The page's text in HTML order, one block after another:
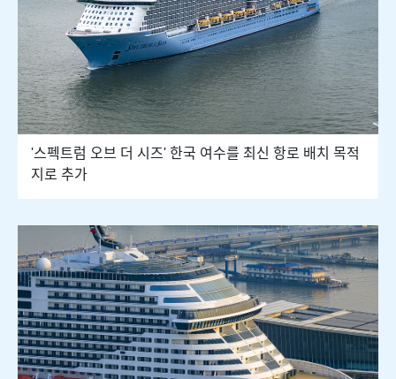
'스펙트럼 오브 더 시즈' 한국 여수를 최신 항로 배치 목적
지로 추가